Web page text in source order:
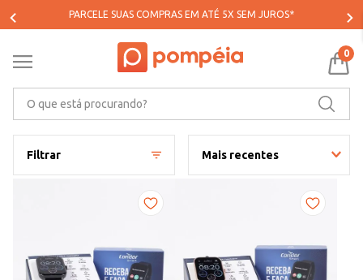
PARCELE SUAS COMPRAS EM ATÉ 5X SEM JUROS*
0
Filtrar Mais recentes